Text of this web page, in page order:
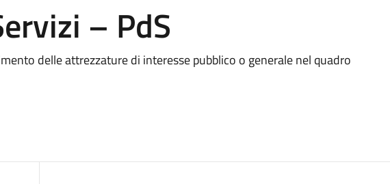
– PdS
delle attrezzature di interesse pubblico o generale nel quadro